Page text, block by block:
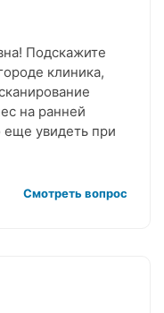
Подскажите
клиника,
на ранней
еще увидеть при
Смотреть вопрос